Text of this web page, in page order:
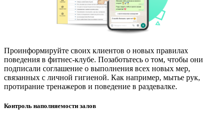
Проинформируйте своих клиентов о новых правилах
поведения в фитнес-клубе. Позаботьтесь о том, чтобы они
подписали соглашение о выполнения всех новых мер,
связанных с личной гигиеной. Как например, мытье рук,
протирание тренажеров и поведение в раздевалке.
Контроль наполняемости залов